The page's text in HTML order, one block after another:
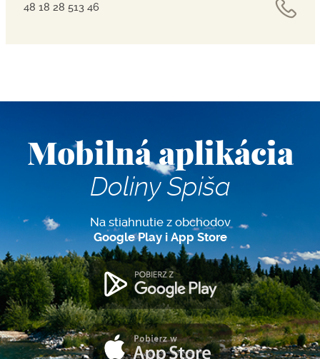
48 18 28 513 46
Mobilná aplikácia
Doliny Spiša
Na stiahnutie z obchodov
Google Play i App Store